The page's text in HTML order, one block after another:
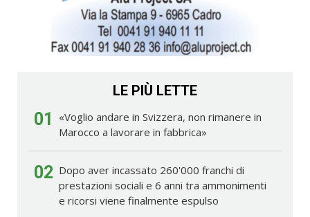
LE PIÙ LETTE
01
«Voglio andare in Svizzera, non rimanere in
Marocco a lavorare in fabbrica»
02 Dopo aver incassato 260'000 franchi di
prestazioni sociali e 6 anni tra ammonimenti
e ricorsi viene finalmente espulso